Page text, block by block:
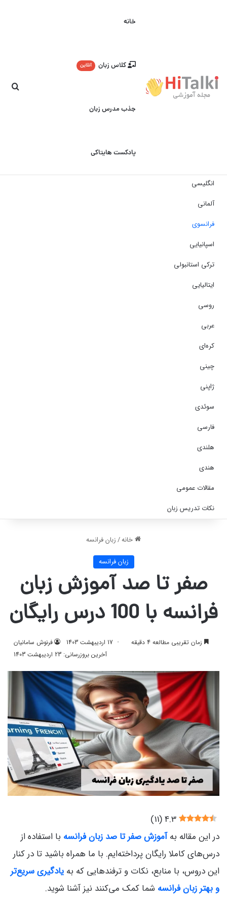
خانه
کلاس زبان آنلاین
جذب مدرس زبان
پادکست هایتاکی
انگلیسی
آلمانی
فرانسوی
اسپانیایی
ترکی استانبولی
ایتالیایی
روسی
عربی
کره‌ای
چینی
ژاپنی
سوئدی
فارسی
هلندی
هندی
مقالات عمومی
نکات تدریس زبان
خانه/زبان فرانسه
زبان فرانسه
صفر تا صد آموزش زبان
فرانسه با 100 درس رایگان
فرنوش سامانیان
17 اردیبهشت 1403
آخرین بروزرسانی: 23 اردیبهشت 1403
زمان تقریبی مطالعه 4 دقیقه
4.3
(
11
)
در این مقاله بهآموزش صفر تا صد زبان فرانسه با استفاده از
درس‌های کاملا رایگان پرداخته‌ایم. با ما همراه باشید تا در کنار
این دروس، با منابع، نکات و ترفندهایی که به یادگیری سریع‌تر
و بهتر زبان فرانسه شما کمک می‌کنند نیز آشنا شوید.